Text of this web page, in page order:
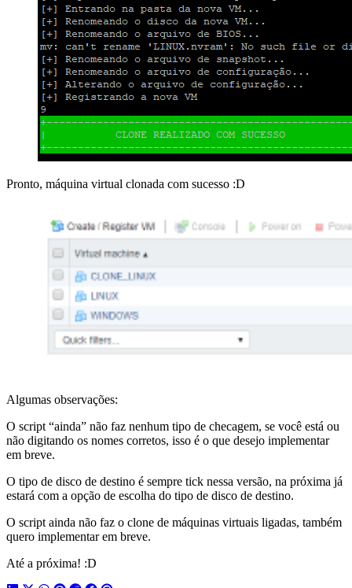
Pronto, máquina virtual clonada com sucesso :D
Algumas observações:
O script “ainda” não faz nenhum tipo de checagem, se você está ou
não digitando os nomes corretos, isso é o que desejo implementar
em breve.
O tipo de disco de destino é sempre tick nessa versão, na próxima já
estará com a opção de escolha do tipo de disco de destino.
O script ainda não faz o clone de máquinas virtuais ligadas, também
quero implementar em breve.
Até a próxima! :D